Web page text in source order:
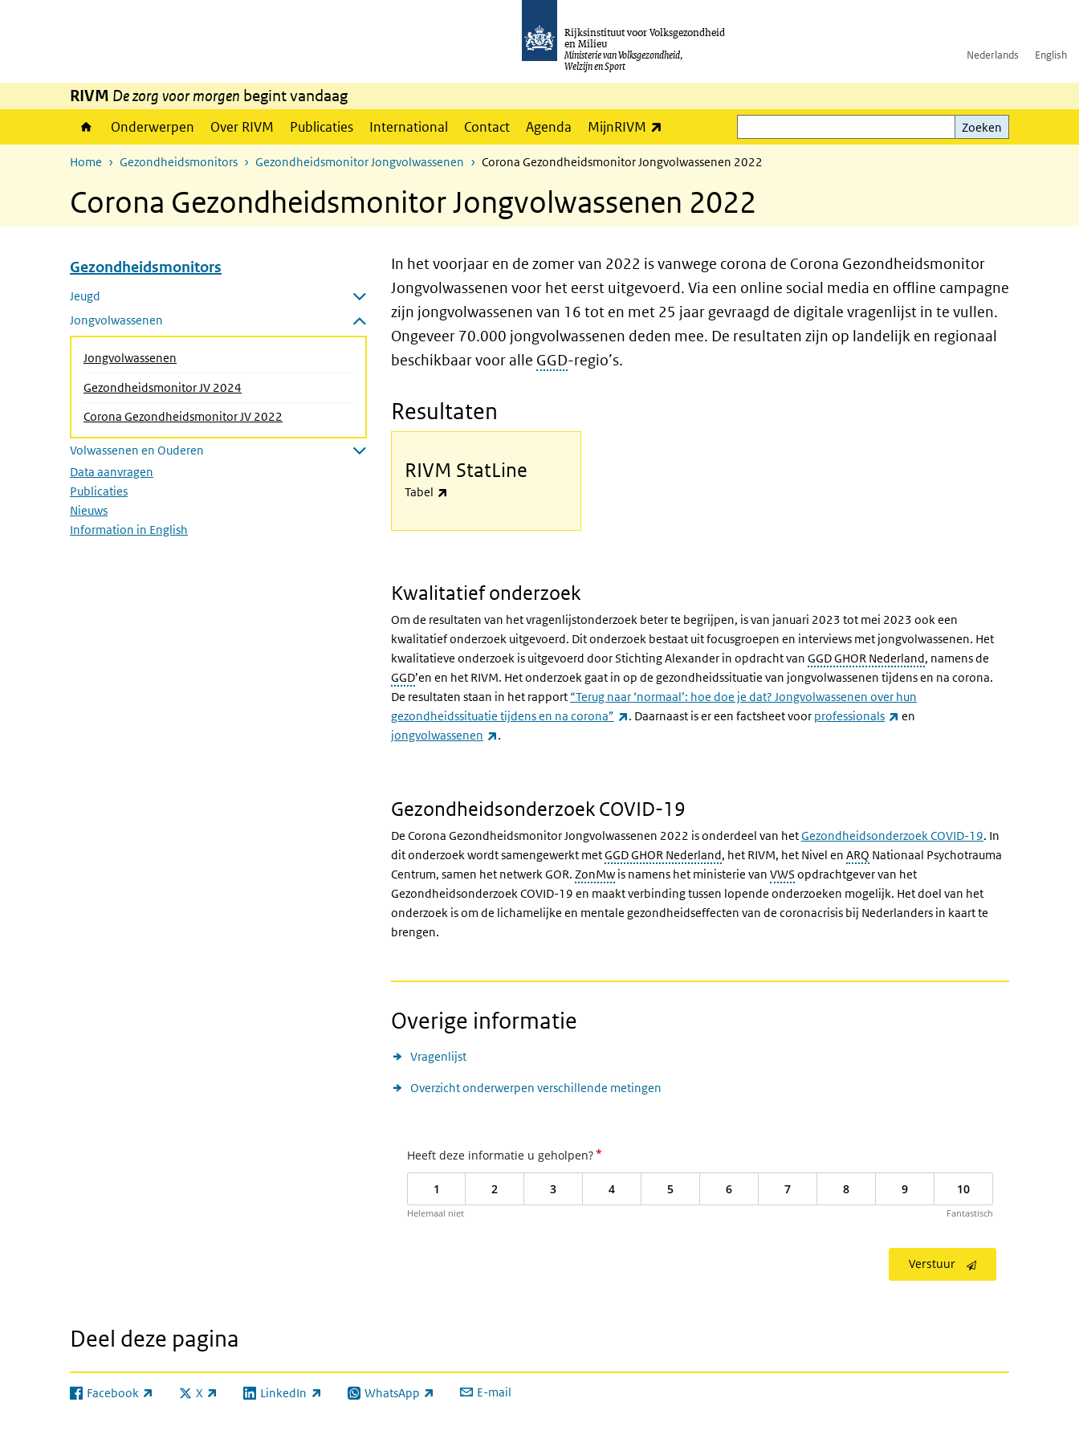
Rijksinstituut voor Volksgezondheid
en Milieu
Ministerie van Volksgezondheid,
Welzijn en Sport
Nederlands English
RIVM De zorg voor morgen begint vandaag
Onderwerpen Over RIVM Publicaties International Contact Agenda MijnRIVM
Zoeken
Zoeken
Home Gezondheidsmonitors Gezondheidsmonitor Jongvolwassenen Corona Gezondheidsmonitor Jongvolwassenen 2022
Corona Gezondheidsmonitor Jongvolwassenen 2022
Overslaan menu Gezondheidsmonitors
Gezondheidsmonitors
Jeugd
Submenu openen
Jongvolwassenen
Submenu sluiten
Jongvolwassenen
Gezondheidsmonitor JV 2024
Corona Gezondheidsmonitor JV 2022
Volwassenen en Ouderen
Submenu openen
Data aanvragen
Publicaties
Nieuws
Information in English
In het voorjaar en de zomer van 2022 is vanwege corona de Corona Gezondheidsmonitor
Jongvolwassenen voor het eerst uitgevoerd. Via een online social media en offline campagne
zijn jongvolwassenen van 16 tot en met 25 jaar gevraagd de digitale vragenlijst in te vullen.
Ongeveer 70.000 jongvolwassenen deden mee. De resultaten zijn op landelijk en regionaal
beschikbaar voor alle GGD-regio’s.
Resultaten
Tabel | RIVM StatLine
(externe link)
RIVM StatLine
Tabel
Kwalitatief onderzoek
Om de resultaten van het vragenlijstonderzoek beter te begrijpen, is van januari 2023 tot mei 2023 ook een
kwalitatief onderzoek uitgevoerd. Dit onderzoek bestaat uit focusgroepen en interviews met jongvolwassenen. Het
kwalitatieve onderzoek is uitgevoerd door Stichting Alexander in opdracht van GGD GHOR Nederland, namens de
GGD’en en het RIVM. Het onderzoek gaat in op de gezondheidssituatie van jongvolwassenen tijdens en na corona.
De resultaten staan in het rapport “Terug naar ‘normaal’: hoe doe je dat? Jongvolwassenen over hun
gezondheidssituatie tijdens en na corona”
(externe link)
. Daarnaast is er een factsheet voor professionals (externe link)
en
jongvolwassenen
(externe link)
.
Gezondheidsonderzoek COVID-19
De Corona Gezondheidsmonitor Jongvolwassenen 2022 is onderdeel van hetGezondheidsonderzoek COVID-19. In
dit onderzoek wordt samengewerkt metGGD GHOR Nederland, het RIVM, het Nivel en ARQ Nationaal Psychotrauma
Centrum, samen het netwerk GOR. ZonMw is namens het ministerie van VWS opdrachtgever van het
Gezondheidsonderzoek COVID-19 en maakt verbinding tussen lopende onderzoeken mogelijk. Het doel van het
onderzoek is om de lichamelijke en mentale gezondheidseffecten van de coronacrisis bij Nederlanders in kaart te
brengen.
Overige informatie
Vragenlijst
Overzicht onderwerpen verschillende metingen
Heeft deze informatie u geholpen?*
1 2 3 4 5 6 7 8 9 10
Helemaal niet Fantastisch
Verstuur
Deel deze pagina
Facebook
(externe link) X
(externe link) LinkedIn
(externe link) WhatsApp
(externe link) E-mail